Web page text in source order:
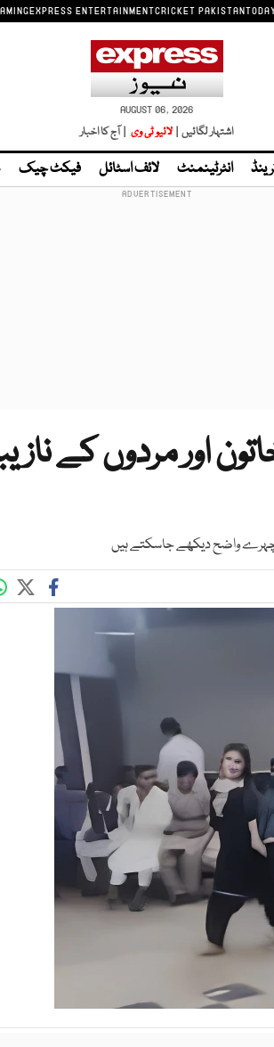
EXPRESS ENTERTAINMENTCRICKET PAKISTAN
AUGUST 06, 2026
اشتہار لگائیں | لائیو ٹی وی | آج کا اخبار
انٹرٹینمنٹ لائف اسٹائل فیکٹ چیک
اور مردوں کے
چہرے واضح دیکھے جاسکتے ہیں